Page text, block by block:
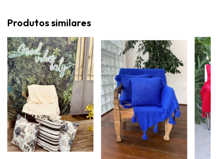
Produtos similares